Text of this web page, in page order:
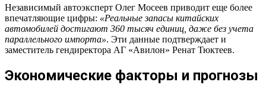
Независимый автоэксперт Олег Мосеев приводит еще более
впечатляющие цифры: «Реальные запасы китайских
автомобилей достигают 360 тысяч единиц, даже без учета
параллельного импорта». Эти данные подтверждает и
заместитель гендиректора АГ «Авилон» Ренат Тюктеев.
Экономические факторы и прогнозы